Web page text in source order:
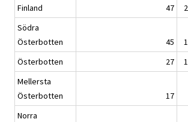
Finland
47
Södra
Österbotten
45
Österbotten
27
Mellersta
Österbotten
17
Norra